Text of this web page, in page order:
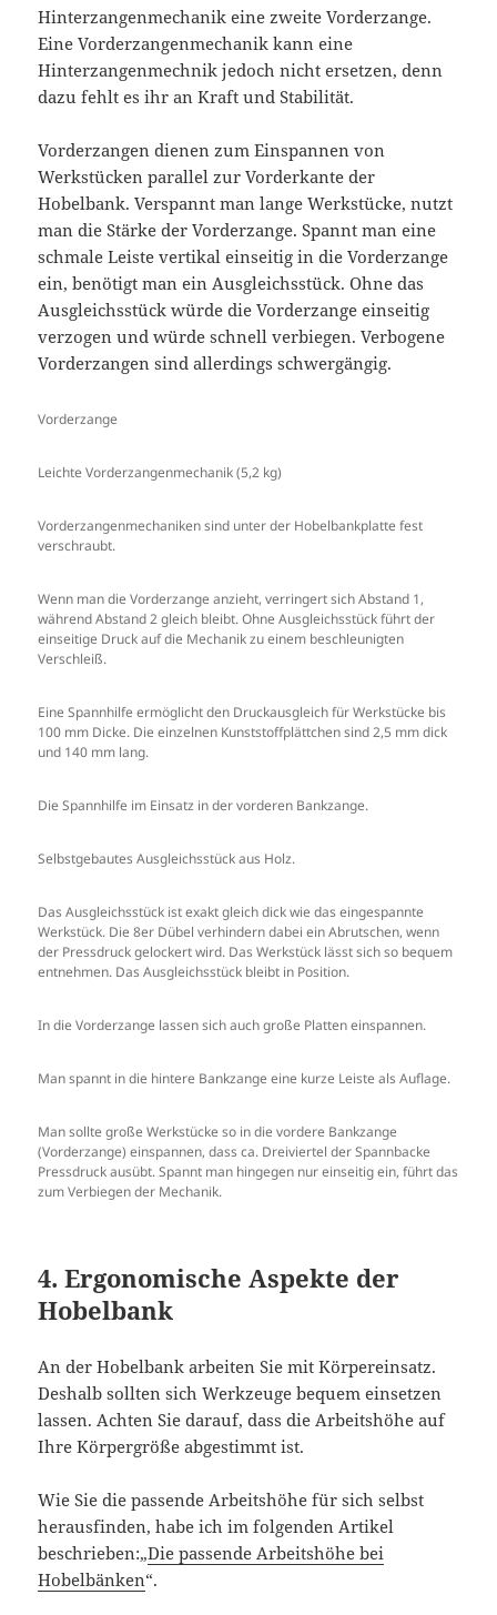
Hinterzangenmechanik eine zweite Vorderzange.
Eine Vorderzangenmechanik kann eine
Hinterzangenmechnik jedoch nicht ersetzen, denn
dazu fehlt es ihr an Kraft und Stabilität.
Vorderzangen dienen zum Einspannen von
Werkstücken parallel zur Vorderkante der
Hobelbank. Verspannt man lange Werkstücke, nutzt
man die Stärke der Vorderzange. Spannt man eine
schmale Leiste vertikal einseitig in die Vorderzange
ein, benötigt man ein Ausgleichsstück. Ohne das
Ausgleichsstück würde die Vorderzange einseitig
verzogen und würde schnell verbiegen. Verbogene
Vorderzangen sind allerdings schwergängig.
Vorderzange
Leichte Vorderzangenmechanik (5,2 kg)
Vorderzangenmechaniken sind unter der Hobelbankplatte fest
verschraubt.
Wenn man die Vorderzange anzieht, verringert sich Abstand 1,
während Abstand 2 gleich bleibt. Ohne Ausgleichsstück führt der
einseitige Druck auf die Mechanik zu einem beschleunigten
Verschleiß.
Eine Spannhilfe ermöglicht den Druckausgleich für Werkstücke bis
100 mm Dicke. Die einzelnen Kunststoffplättchen sind 2,5 mm dick
und 140 mm lang.
Die Spannhilfe im Einsatz in der vorderen Bankzange.
Selbstgebautes Ausgleichsstück aus Holz.
Das Ausgleichsstück ist exakt gleich dick wie das eingespannte
Werkstück. Die 8er Dübel verhindern dabei ein Abrutschen, wenn
der Pressdruck gelockert wird. Das Werkstück lässt sich so bequem
entnehmen. Das Ausgleichsstück bleibt in Position.
In die Vorderzange lassen sich auch große Platten einspannen.
Man spannt in die hintere Bankzange eine kurze Leiste als Auflage.
Man sollte große Werkstücke so in die vordere Bankzange
(Vorderzange) einspannen, dass ca. Dreiviertel der Spannbacke
Pressdruck ausübt. Spannt man hingegen nur einseitig ein, führt das
zum Verbiegen der Mechanik.
4. Ergonomische Aspekte der
Hobelbank
An der Hobelbank arbeiten Sie mit Körpereinsatz.
Deshalb sollten sich Werkzeuge bequem einsetzen
lassen. Achten Sie darauf, dass die Arbeitshöhe auf
Ihre Körpergröße abgestimmt ist.
Wie Sie die passende Arbeitshöhe für sich selbst
herausfinden, habe ich im folgenden Artikel
beschrieben:„Die passende Arbeitshöhe bei
Hobelbänken“.